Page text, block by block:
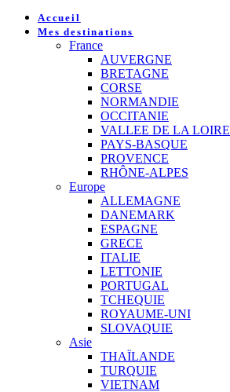
Accueil
Mes destinations
France
AUVERGNE
BRETAGNE
CORSE
NORMANDIE
OCCITANIE
VALLEE DE LA LOIRE
PAYS-BASQUE
PROVENCE
RHÔNE-ALPES
Europe
ALLEMAGNE
DANEMARK
ESPAGNE
GRECE
ITALIE
LETTONIE
PORTUGAL
TCHEQUIE
ROYAUME-UNI
SLOVAQUIE
Asie
THAÏLANDE
TURQUIE
VIETNAM